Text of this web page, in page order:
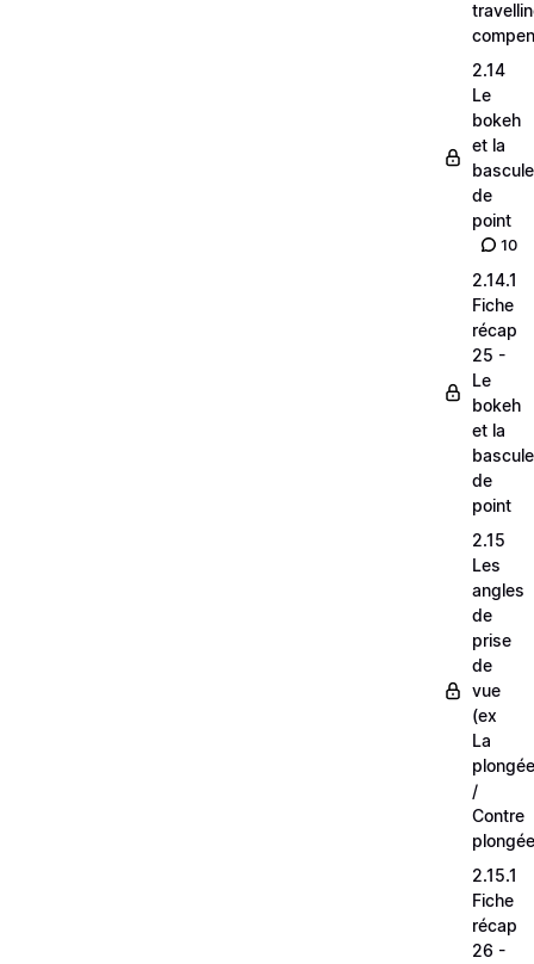
2.14
Le
bokeh
et la
bascule
de
point
10
2.14.1
Fiche
récap
25 -
Le
bokeh
et la
bascule
de
point
2.15
Les
angles
de
prise
de
vue
(ex
La
plongée
/
Contre
2.15.1
Fiche
récap
26 -